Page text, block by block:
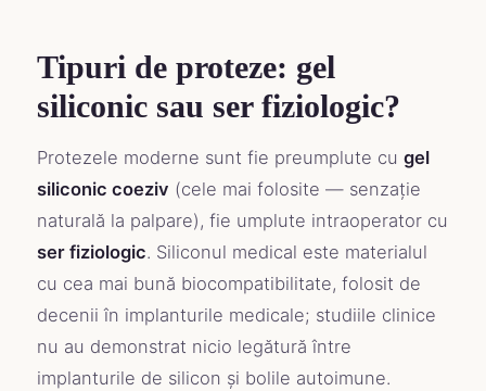
Tipuri de proteze: gel
siliconic sau ser fiziologic?
Protezele moderne sunt fie preumplute cu gel
siliconic coeziv (cele mai folosite — senzație
naturală la palpare), fie umplute intraoperator cu
ser fiziologic. Siliconul medical este materialul
cu cea mai bună biocompatibilitate, folosit de
decenii în implanturile medicale; studiile clinice
nu au demonstrat nicio legătură între
implanturile de silicon și bolile autoimune.